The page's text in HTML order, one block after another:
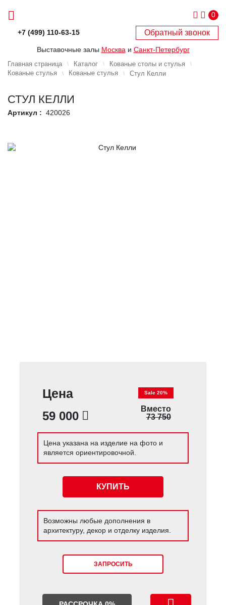
0
+7 (499) 110-63-15 Обратный звонок
Выставочные залы Москва и Санкт-Петербург
Главная страница Каталог
Кованые столы и стулья
Кованые стулья
Кованые стулья Стул Келли
СТУЛ КЕЛЛИ
Артикул : 420026
Цена
59 000
Sale 20%
Вместо
73 750
Цена указана на изделие на фото и
является ориентировочной.
КУПИТЬ
Возможны любые дополнения в
архитектуру, декор и отделку изделия.
ЗАПРОСИТЬ